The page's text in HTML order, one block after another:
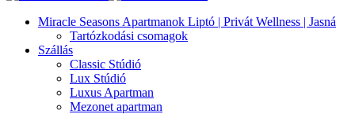
Miracle Seasons Apartmanok Liptó | Privát Wellness | Jasná
Tartózkodási csomagok
Szállás
Classic Stúdió
Lux Stúdió
Luxus Apartman
Mezonet apartman